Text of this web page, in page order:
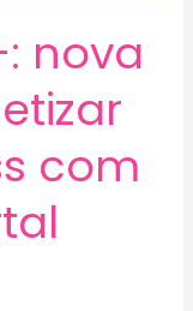
nova
com